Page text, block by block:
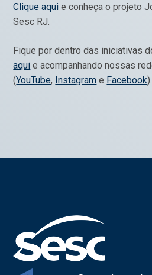
Clique aqui e conheça o projeto
Sesc RJ.
Fique por dentro das iniciativas
aqui e acompanhando nossas
(YouTube, Instagram e Facebook